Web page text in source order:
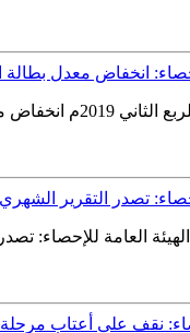
معدل بطالة اجمالي السعوديين إلى (12.3%)
إلى (12.3%) وارتفاع المشاركة الاقتصادية...
تصدر التقرير الشهري
نقف على أعتاب مرحلة